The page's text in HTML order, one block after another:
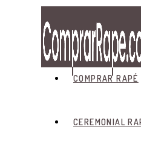
COMPRAR RAPÉ
CEREMONIAL